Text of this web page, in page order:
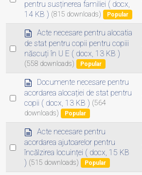
n
t
item
u
m
n
t
pentru susținerea familiei ( docx,
14 KB ) (815 downloads) Popular
Select
d
o
c
u
n
t
Acte necesare pentru alocatia
de stat pentru copii pentru copiii
născuți în U E ( docx, 13 KB )
(558 downloads) Popular
Select
item
d
o
c
u
m
n
t
Documente necesare pentru
acordarea alocației de stat pentru
copii ( docx, 13 KB ) (564
downloads)
Popular
Select
d
o
c
u
Acte necesare pentru
acordarea ajutoarelor pentru
încălzirea locuinței ( docx, 15 KB
) (515 downloads) Popular